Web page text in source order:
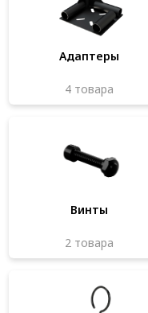
Система V-паза NEW!
Крейты и кассеты
Профиль
Радиаторный
Лист алюминиевый
Услуги
Адаптеры
4 товара
Винты
2 товара